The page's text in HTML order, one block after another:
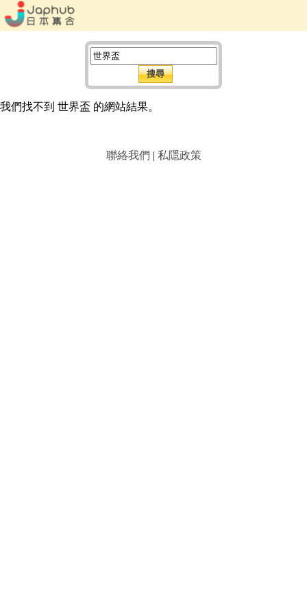
我們找不到 世界盃 的網站結果。
聯絡我們 | 私隱政策